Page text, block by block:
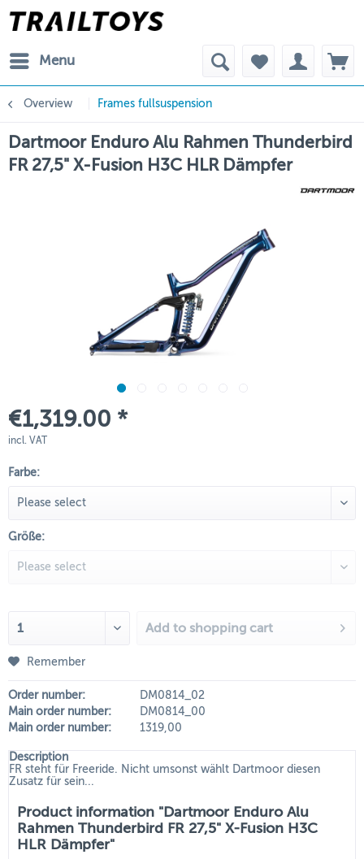
Menu
Overview Frames fullsuspension
Dartmoor Enduro Alu Rahmen Thunderbird
FR 27,5" X-Fusion H3C HLR Dämpfer
€1,319.00 *
incl. VAT
Farbe:
Größe:
Add to shopping cart
Remember
Order number:
DM0814_02
Main order number:
DM0814_00
Main order number:
1319,00
Description
FR steht für Freeride. Nicht umsonst wählt Dartmoor diesen
Zusatz für sein...
Product information "Dartmoor Enduro Alu
Rahmen Thunderbird FR 27,5" X-Fusion H3C
HLR Dämpfer"